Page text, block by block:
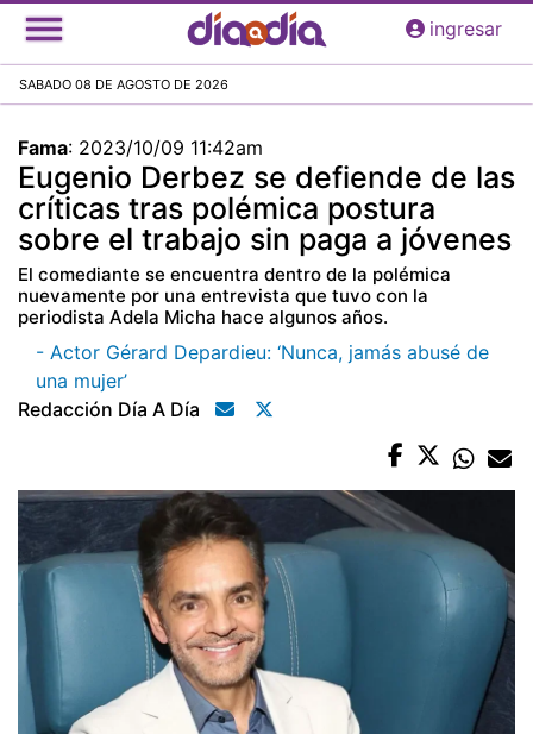
Pasar
al
principal
ingresar
SABADO 08 DE AGOSTO DE 2026
Fama: 2023/10/09 11:42am
Eugenio Derbez se defiende de las
críticas tras polémica postura
sobre el trabajo sin paga a jóvenes
El comediante se encuentra dentro de la polémica
nuevamente por una entrevista que tuvo con la
periodista Adela Micha hace algunos años.
- Actor Gérard Depardieu: ‘Nunca, jamás abusé de
una mujer’
Redacción Día A Día